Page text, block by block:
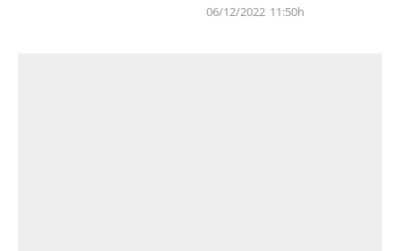
06/12/2022 11:50h